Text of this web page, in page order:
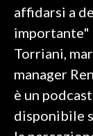
3 MINUTI CON
INSULARITÀ
INFO AZIENDE
ABBONATI
ANNUNCI
affidarsi a
importante"
Torriani,
manager
è un
disponibile